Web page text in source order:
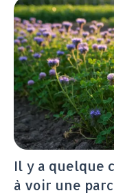
Il y a quelque
à voir une